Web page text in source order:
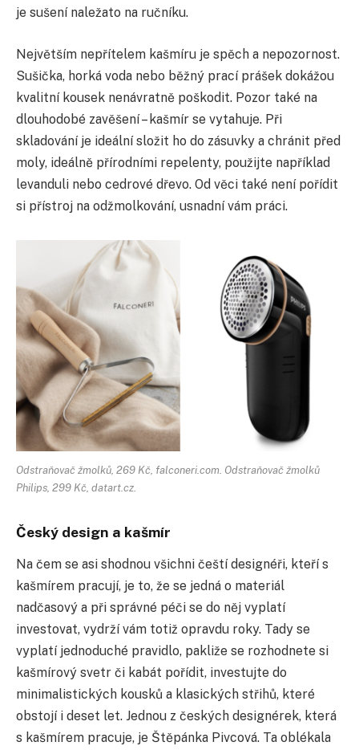
je sušení naležato na ručníku.
Největším nepřítelem kašmíru je spěch a nepozornost.
Sušička, horká voda nebo běžný prací prášek dokážou
kvalitní kousek nenávratně poškodit. Pozor také na
dlouhodobé zavěšení – kašmír se vytahuje. Při
skladování je ideální složit ho do zásuvky a chránit před
moly, ideálně přírodními repelenty, použijte například
levanduli nebo cedrové dřevo. Od věci také není pořídit
si přístroj na odžmolkování, usnadní vám práci.
Odstraňovač žmolků, 269 Kč, falconeri.com. Odstraňovač žmolků
Philips, 299 Kč, datart.cz.
Český design a kašmír
Na čem se asi shodnou všichni čeští designéři, kteří s
kašmírem pracují, je to, že se jedná o materiál
nadčasový a při správné péči se do něj vyplatí
investovat, vydrží vám totiž opravdu roky. Tady se
vyplatí jednoduché pravidlo, pakliže se rozhodnete si
kašmírový svetr či kabát pořídit, investujte do
minimalistických kousků a klasických střihů, které
obstojí i deset let. Jednou z českých designérek, která
s kašmírem pracuje, je Štěpánka Pivcová. Ta oblékala